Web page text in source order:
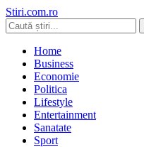
Stiri.com.ro
Home
Business
Economie
Politica
Lifestyle
Entertainment
Sanatate
Sport